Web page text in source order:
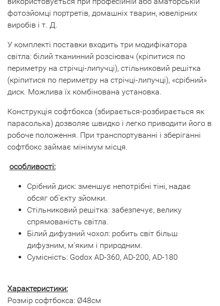
фотозйомці портретів, домашніх тварин, ювелірних
виробів і т. Д.
У комплекті поставки входить три модифікатора
світла: білий тканинний розсіювач (кріпитися по
периметру на стрічці-липучці), стільниковий решітка
(кріпитися по периметру на стрічці-липучці), «срібний»
диск. Можлива їх комбінована установка.
Конструкція софтбокса (збирається-розбирається як
парасолька) дозволяє швидко і легко приводити його в
робоче положення. При транспортуванні і зберіганні
софтбокс займає мінімум місця.
особливості:
Срібний диск: зменшує непотрібні тіні, надає
обсяг об'єкту зйомки.
Стільниковий решітка: забезпечує, велику
спрямованість світла.
Білий дифузний чохол: робить світ більш
дифузним, м'яким і природним.
Сумісність: Godox AD-360, AD-200, AD-180
Характеристики:
Розмір софтбокса: Ø48см